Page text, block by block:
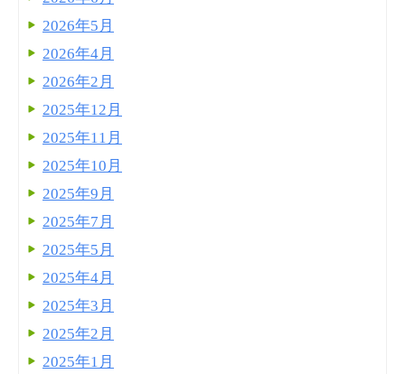
2026年5月
2026年4月
2026年2月
2025年12月
2025年11月
2025年10月
2025年9月
2025年7月
2025年5月
2025年4月
2025年3月
2025年2月
2025年1月